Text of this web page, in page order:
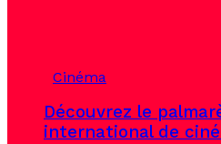
Cinéma
Découvrez le
international de